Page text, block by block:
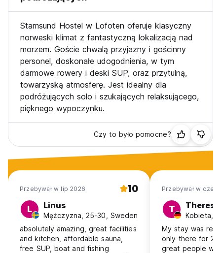
Stamsund Hostel w Lofoten oferuje klasyczny
norweski klimat z fantastyczną lokalizacją nad
morzem. Goście chwalą przyjazny i gościnny
personel, doskonałe udogodnienia, w tym
darmowe rowery i deski SUP, oraz przytulną,
towarzyską atmosferę. Jest idealny dla
podróżujących solo i szukających relaksującego,
pięknego wypoczynku.
Czy to było pomocne?
Przebywał w lip 2026 10
L Linus
Mężczyzna, 25-30, Sweden
absolutely amazing, great facilities
and kitchen, affordable sauna,
free SUP, boat and fishing
Przebywał w cze
T Theresa
Kobieta,
My stay was
only there for 2
great people